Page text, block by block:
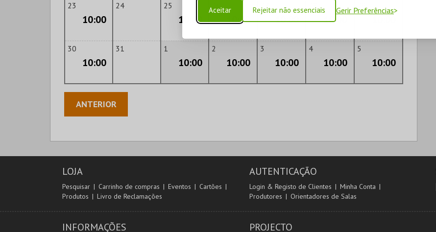
Aceitar Rejeitar não essenciais Gerir Preferências
23
10:00
24 25
10:00 10:00
27
10:00
28
10:00
29
30
10:00
31 1
10:00
2
10:00
3
10:00
4
10:00
5
10:00
ANTERIOR
LOJA
Pesquisar Carrinho de compras Eventos
Cartões
Produtos
Livro de Reclamações
AUTENTICAÇÃO
Login & Registo de Clientes
Minha Conta
Produtores
Orientadores de Salas
INFORMAÇÕES PROJECTO